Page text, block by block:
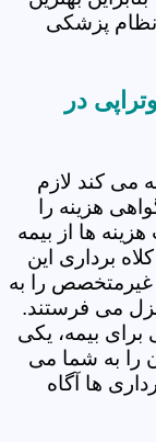
پزشکی
در
می کند لازم
هزینه را
ها از بیمه
برداری این
غیرمتخصص را به
می فرستند.
برای بیمه، یکی
را به شما می
ها آگاه